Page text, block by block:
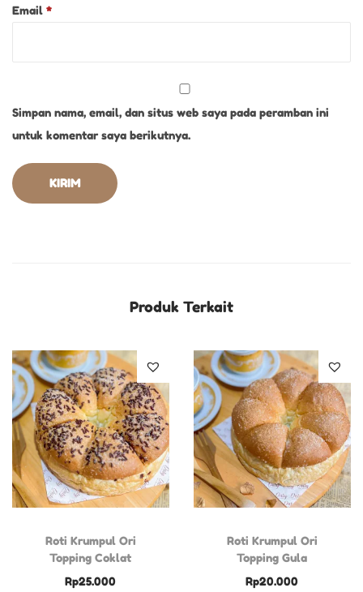
Email *
Simpan nama, email, dan situs web saya pada peramban ini
untuk komentar saya berikutnya.
Produk Terkait
Roti Krumpul Ori
Topping Coklat
Rp25.000
Roti Krumpul Ori
Topping Gula
Rp20.000